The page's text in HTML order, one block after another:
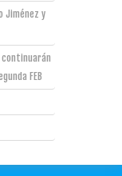
Jiménez y
continuarán
FEB